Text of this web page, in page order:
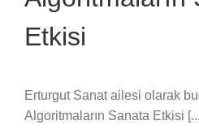
Etkisi
Erturgut Sanat ailesi olarak
Algoritmaların Sanata Etkisi